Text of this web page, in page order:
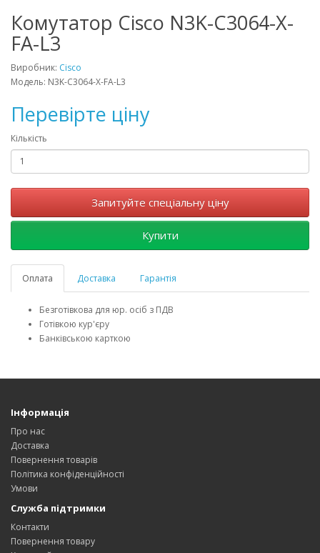
Комутатор Cisco N3K-C3064-X-
FA-L3
Виробник: Cisco
Модель: N3K-C3064-X-FA-L3
Перевірте ціну
Кількість
Запитуйте спеціальну ціну
Купити
Оплата Доставка Гарантія
Безготівкова для юр. осіб з ПДВ
Готівкою кур'єру
Банківською карткою
Інформація
Про нас
Доставка
Повернення товарів
Політика конфіденційності
Умови
Служба підтримки
Контакти
Повернення товару